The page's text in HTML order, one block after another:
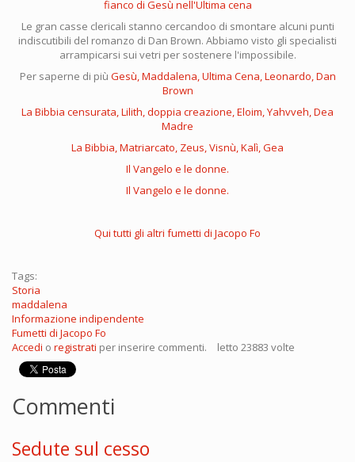
Le gran casse clericali stanno cercandoo di smontare alcuni punti
indiscutibili del romanzo di Dan Brown. Abbiamo visto gli specialisti
arrampicarsi sui vetri per sostenere l'impossibile.
Per saperne di più Gesù, Maddalena, Ultima Cena, Leonardo, Dan
Brown
La Bibbia censurata, Lilith, doppia creazione, Eloim, Yahvveh, Dea
Madre
La Bibbia, Matriarcato, Zeus, Visnù, Kalì, Gea
Il Vangelo e le donne.
Il Vangelo e le donne.
Qui tutti gli altri fumetti di Jacopo Fo
Tags:
Storia
maddalena
Informazione indipendente
Fumetti di Jacopo Fo
Accedi o registrati per inserire commenti. letto 23883 volte
Commenti
Sedute sul cesso